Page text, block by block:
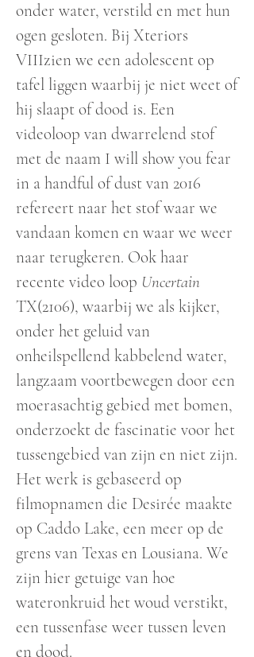
onder water, verstild en met hun
ogen gesloten. Bij Xteriors
VIIIzien we een adolescent op
tafel liggen waarbij je niet weet of
hij slaapt of dood is. Een
videoloop van dwarrelend stof
met de naam I will show you fear
in a handful of dust van 2016
refereert naar het stof waar we
vandaan komen en waar we weer
naar terugkeren. Ook haar
recente video loop Uncertain
TX(2106), waarbij we als kijker,
onder het geluid van
onheilspellend kabbelend water,
langzaam voortbewegen door een
moerasachtig gebied met bomen,
onderzoekt de fascinatie voor het
tussengebied van zijn en niet zijn.
Het werk is gebaseerd op
filmopnamen die Desirée maakte
op Caddo Lake, een meer op de
grens van Texas en Lousiana. We
zijn hier getuige van hoe
wateronkruid het woud verstikt,
een tussenfase weer tussen leven
en dood.